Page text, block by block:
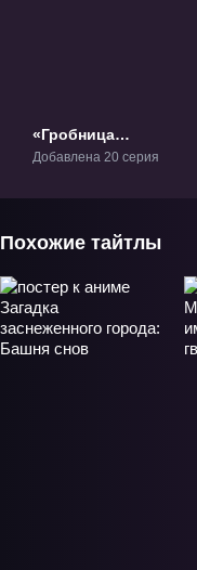
«Гробница
Императора» ТВ-1
Добавлена 20 серия
Похожие тайтлы